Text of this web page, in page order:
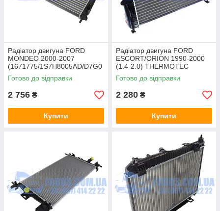
Радіатор двигуна FORD
MONDEO 2000-2007
(1671775/1S7H8005AD/D7G0
15TT) THERMOTEC
Готово до відправки
2 756 ₴
Купити
Радіатор двигуна FORD
ESCORT/ORION 1990-2000
(1.4-2.0) THERMOTEC
Готово до відправки
2 280 ₴
Купити